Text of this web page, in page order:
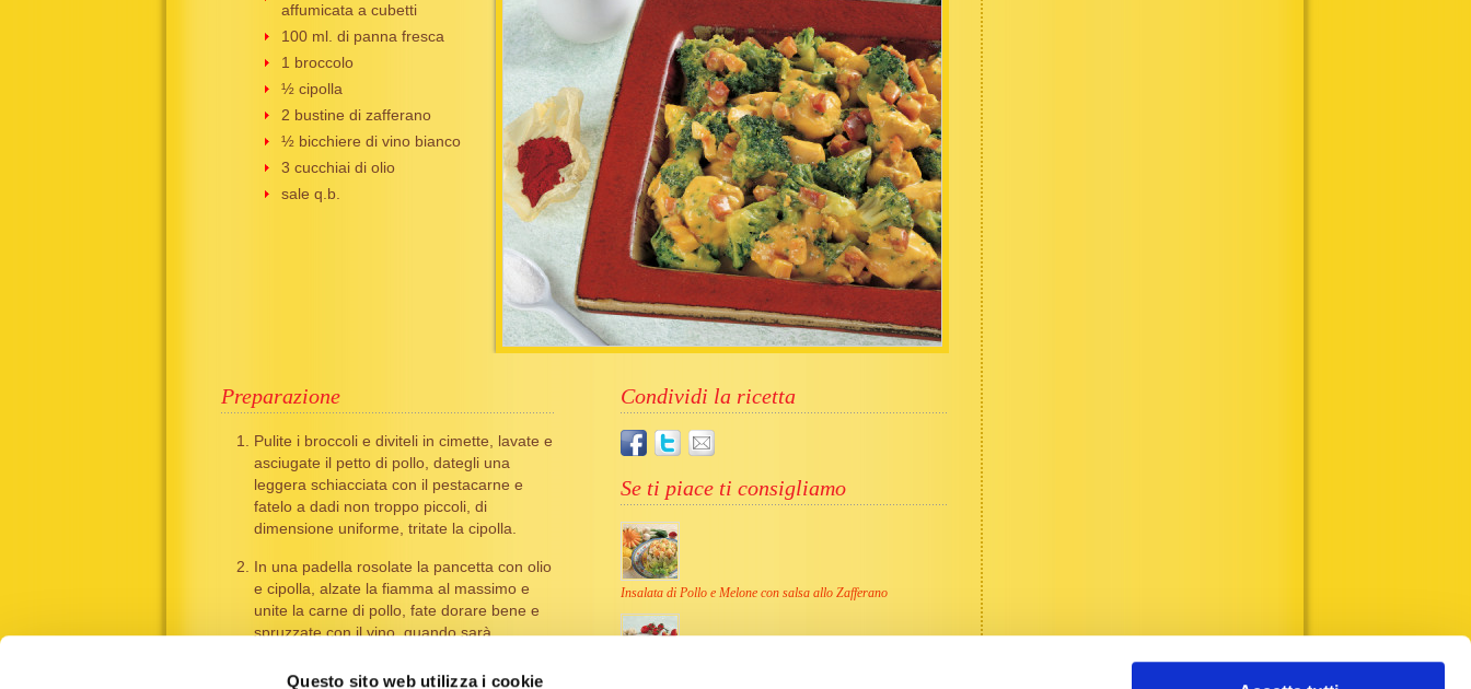
Questo sito web utilizza i cookie
affumicata a cubetti
100 ml. di panna fresca
1 broccolo
½ cipolla
2 bustine di zafferano
½ bicchiere di vino bianco
3 cucchiai di olio
sale q.b.
Condividi la ricetta
Se ti piace ti consigliamo
Insalata di Pollo e Melone con salsa allo Zafferano
Preparazione
Pulite i broccoli e diviteli in cimette, lavate e
asciugate il petto di pollo, dategli una
leggera schiacciata con il pestacarne e
fatelo a dadi non troppo piccoli, di
dimensione uniforme, tritate la cipolla.
In una padella rosolate la pancetta con olio
e cipolla, alzate la fiamma al massimo e
unite la carne di pollo, fate dorare bene e
spruzzate con il vino, quando sarà